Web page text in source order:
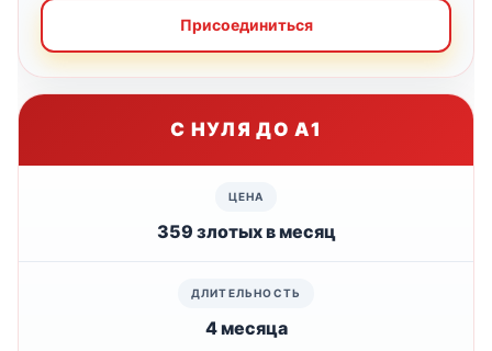
Присоединиться
С НУЛЯ ДО А1
359 злотых в месяц
4 месяца